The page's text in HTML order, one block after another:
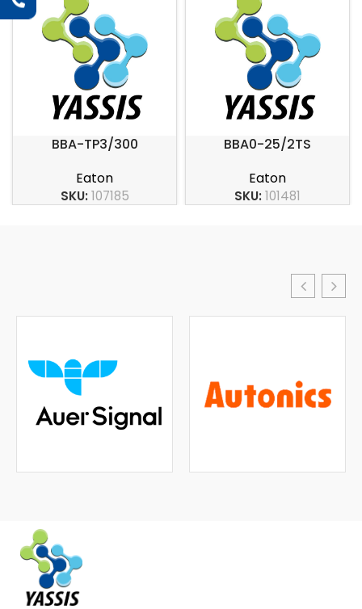
BBA-TP3/300
Eaton
SKU:107185
BBA0-25/2TS
Eaton
SKU:101481